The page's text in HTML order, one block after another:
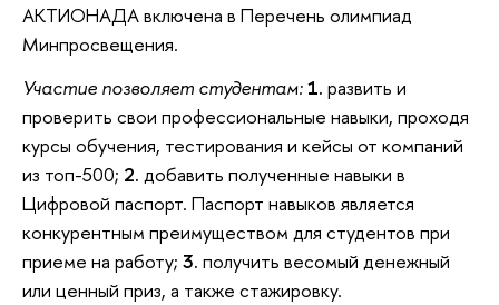
АКТИОНАДА включена в Перечень олимпиад
Минпросвещения.
Участие позволяет студентам:1. развить и
проверить свои профессиональные навыки, проходя
курсы обучения, тестирования и кейсы от компаний
из топ-500; 2. добавить полученные навыки в
Цифровой паспорт. Паспорт навыков является
конкурентным преимуществом для студентов при
приеме на работу; 3. получить весомый денежный
или ценный приз, а также стажировку.